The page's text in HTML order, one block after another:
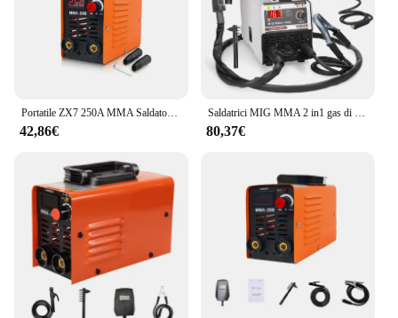
Portatile ZX7 250A MMA Saldatore Ad Arco Saldatrice Inverter 110V 220V Mini Ferro Attrezzature Per Saldatura Elettrica Strumenti di Riparazione Auto
42,86€
Saldatrici MIG MMA 2 in1 gas di anidride carbonica-saldatura schermata e manuale saldatrici Inverter a corrente diretta IGBT multiuso integrate
80,37€